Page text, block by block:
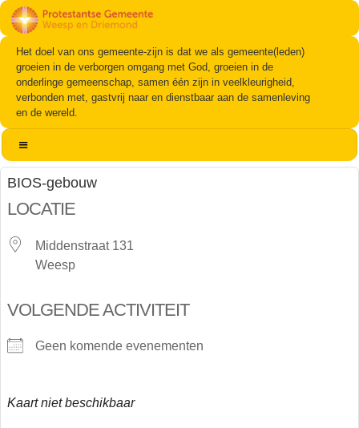
Het doel van ons gemeente-zijn is dat we als gemeente(leden)
groeien in de verborgen omgang met God, groeien in de
onderlinge gemeenschap, samen één zijn in veelkleurigheid,
verbonden met, gastvrij naar en dienstbaar aan de samenleving
en de wereld.
BIOS-gebouw
LOCATIE
Middenstraat 131
Weesp
VOLGENDE ACTIVITEIT
Geen komende evenementen
Kaart niet beschikbaar